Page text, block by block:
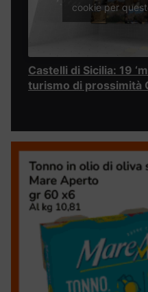
cookie per
Castelli di Sicilia: 19
turismo di prossimità